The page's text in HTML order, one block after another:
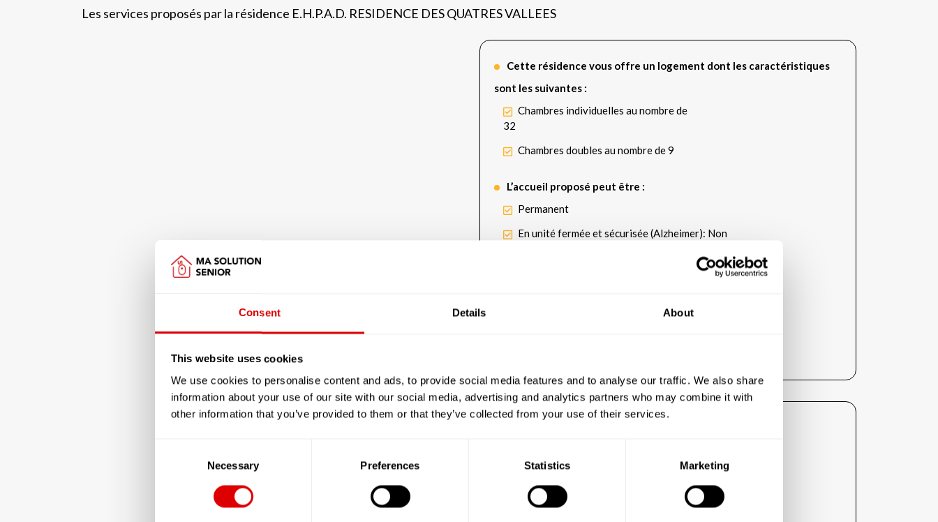
Consent Details About
This website uses cookies
We use cookies to personalise content and ads, to provide social media features and to analyse our traffic. We also share
information about your use of our site with our social media, advertising and analytics partners who may combine it with
other information that you’ve provided to them or that they’ve collected from your use of their services.
Necessary Preferences Statistics Marketing
Les services proposés par la résidence E.H.P.A.D. RESIDENCE DES QUATRES VALLEES
Cette résidence vous offre un logement dont les caractéristiques
sont les suivantes :
Chambres individuelles au nombre de
32
Chambres doubles au nombre de 9
L’accueil proposé peut être :
Permanent
En unité fermée et sécurisée (Alzheimer): Non
Financièrement, cet E.H.P.A.D. vous fera bénéficier de :
En chambre double : 59.7 €
Autre chambre : 69.4 €